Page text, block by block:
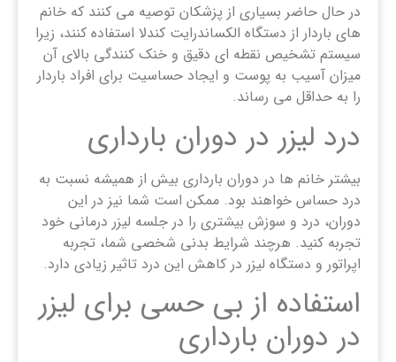
در حال حاضر بسیاری از پزشکان توصیه می کنند که خانم
های باردار از دستگاه الکساندرایت کندلا استفاده کنند، زیرا
سیستم تشخیص نقطه ای دقیق و خنک کنندگی بالای آن
میزان آسیب به پوست و ایجاد حساسیت برای افراد باردار
را به حداقل می رساند.
درد لیزر در دوران بارداری
بیشتر خانم ها در دوران بارداری بیش از همیشه نسبت به
درد حساس خواهند بود. ممکن است شما نیز در این
دوران، درد و سوزش بیشتری را در جلسه لیزر درمانی خود
تجربه کنید. هرچند شرایط بدنی شخصی شما، تجربه
اپراتور و دستگاه لیزر در کاهش این درد تاثیر زیادی دارد.
استفاده از بی حسی برای لیزر
در دوران بارداری